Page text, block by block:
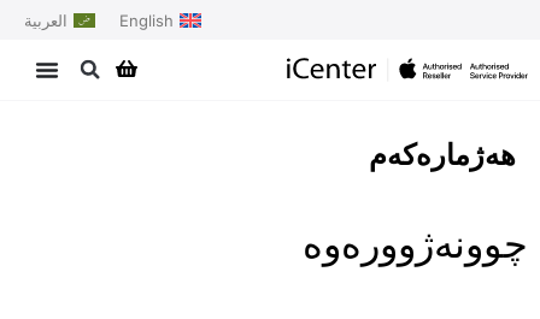
English العربية
هەژمارەکەم
چوونەژوورەوە